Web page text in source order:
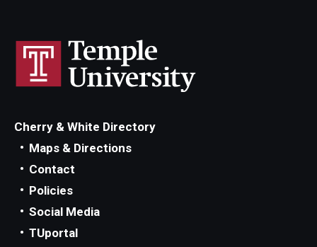
Cherry & White Directory
Maps & Directions
Contact
Policies
Social Media
TUportal